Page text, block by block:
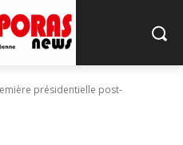
présidentielle post-